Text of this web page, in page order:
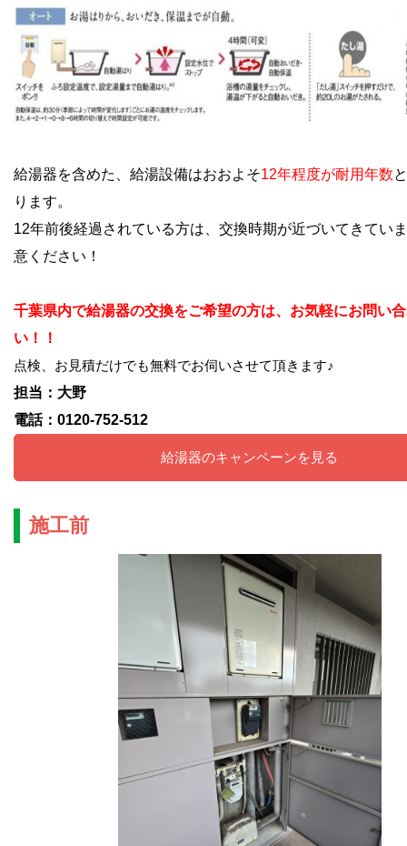
給湯器を含めた、給湯設備はおおよそ12年程度が耐用年数
ります。
12年前後経過されている方は、交換時期が近づいてきてい
意ください！
千葉県内で給湯器の交換をご希望の方は、お気軽にお問い
い！！
点検、お見積だけでも無料でお伺いさせて頂きます♪
担当：大野
電話：0120-752-512
給湯器のキャンペーンを見る
施工前